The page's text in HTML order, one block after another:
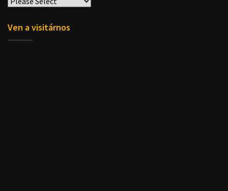
Ven a visitárnos